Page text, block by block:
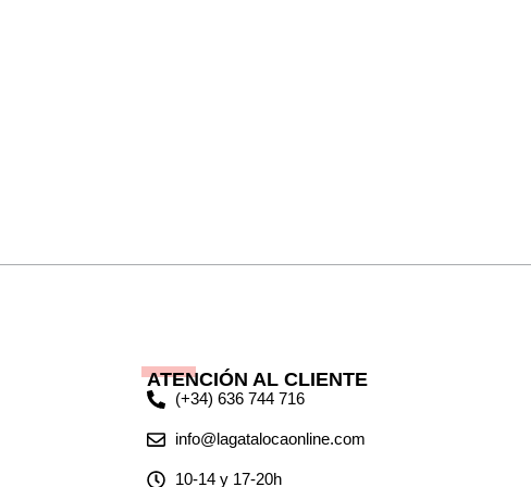
ATENCIÓN AL CLIENTE
(+34) 636 744 716
info@lagatalocaonline.com
10-14 y 17-20h